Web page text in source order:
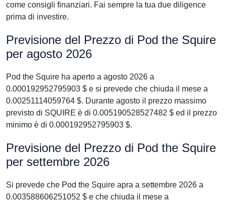
come consigli finanziari. Fai sempre la tua due diligence
prima di investire.
Previsione del Prezzo di Pod the Squire
per agosto 2026
Pod the Squire ha aperto a agosto 2026 a
0.000192952795903 $ e si prevede che chiuda il mese a
0.00251114059764 $. Durante agosto il prezzo massimo
previsto di SQUIRE è di 0.005190528527482 $ ed il prezzo
minimo è di 0.000192952795903 $.
Previsione del Prezzo di Pod the Squire
per settembre 2026
Si prevede che Pod the Squire apra a settembre 2026 a
0.003588606251052 $ e che chiuda il mese a